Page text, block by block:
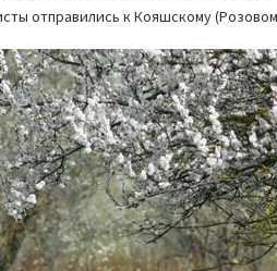
отправились к Кояшскому